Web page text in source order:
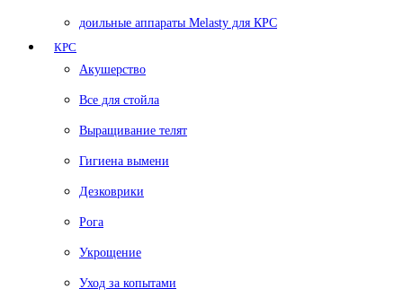
доильные аппараты Melasty для КРС
КРС
Акушерство
Все для стойла
Выращивание телят
Гигиена вымени
Дезковрики
Рога
Укрощение
Уход за копытами